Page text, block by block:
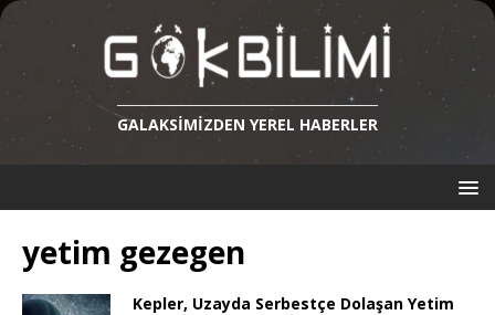
GALAKSIMIZDEN YEREL HABERLER
yetim gezegen
Kepler, Uzayda Serbestçe Dolaşan Yetim